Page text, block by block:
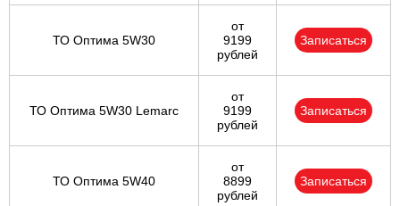
ТО Оптима 5W30
от
9199
рублей
Записаться
ТО Оптима 5W30 Lemarc
от
9199
рублей
Записаться
ТО Оптима 5W40
от
8899
рублей
Записаться